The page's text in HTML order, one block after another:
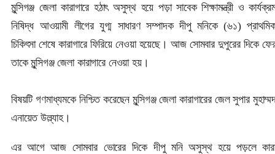
মুন্সিগঞ্জ জেলা কারাগারে হঠাৎ অসুস্থ হয়ে পড়া সাবেক শিক্ষামন্ত্রী ও
নিষিদ্ধ আওয়ামী লীগের যুগ্ম সাধারণ সম্পাদক দীপু মনিকে (৬১)
চিকিৎসা শেষে কারাগারে ফিরিয়ে নেওয়া হয়েছে। আজ সোমবার দুপুরের দিকে
তাকে মুন্সিগঞ্জ জেলা কারাগারে নেওয়া হয়।
বিষয়টি গণমাধ্যমকে নিশ্চিত করেছেন মুন্সিগঞ্জ জেলা কারাগারের জেল সুপার
এনায়েত উল্ল্যাহ।
এর আগে আজ সোমবার ভোরের দিকে দীপু মনি অসুস্থ হয়ে পড়লে